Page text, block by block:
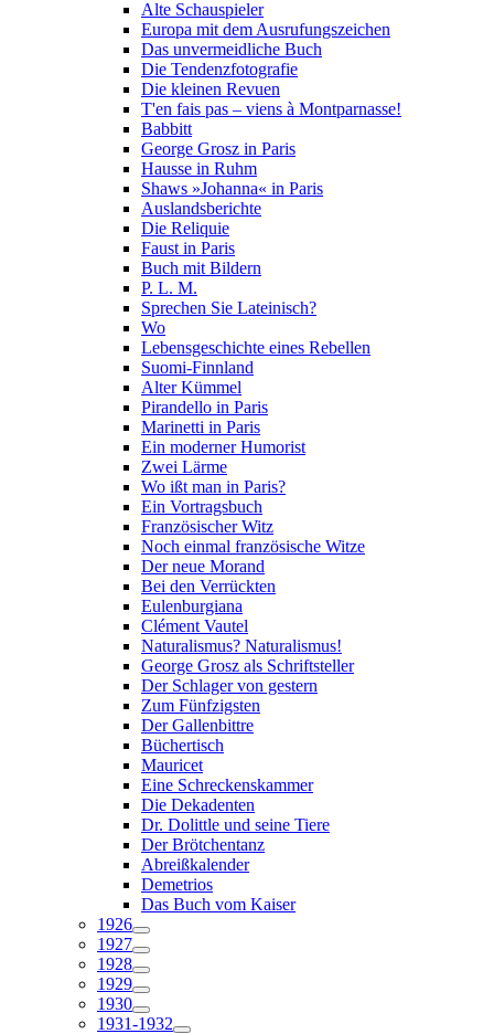
Alte Schauspieler
Europa mit dem Ausrufungszeichen
Das unvermeidliche Buch
Die Tendenzfotografie
Die kleinen Revuen
T'en fais pas – viens à Montparnasse!
Babbitt
George Grosz in Paris
Hausse in Ruhm
Shaws »Johanna« in Paris
Auslandsberichte
Die Reliquie
Faust in Paris
Buch mit Bildern
P. L. M.
Sprechen Sie Lateinisch?
Wo
Lebensgeschichte eines Rebellen
Suomi-Finnland
Alter Kümmel
Pirandello in Paris
Marinetti in Paris
Ein moderner Humorist
Zwei Lärme
Wo ißt man in Paris?
Ein Vortragsbuch
Französischer Witz
Noch einmal französische Witze
Der neue Morand
Bei den Verrückten
Eulenburgiana
Clément Vautel
Naturalismus? Naturalismus!
George Grosz als Schriftsteller
Der Schlager von gestern
Zum Fünfzigsten
Der Gallenbittre
Büchertisch
Mauricet
Eine Schreckenskammer
Die Dekadenten
Dr. Dolittle und seine Tiere
Der Brötchentanz
Abreißkalender
Demetrios
Das Buch vom Kaiser
1926
1927
1928
1929
1930
1931-1932